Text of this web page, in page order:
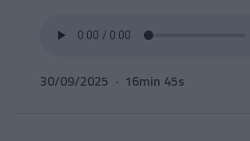
30/09/2025 16min 45s